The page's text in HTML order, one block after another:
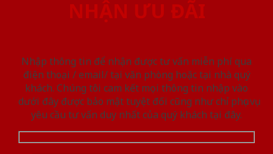
NHẬN ƯU ĐÃI
Nhập thông tin để nhận được tư vấn miễn phí qua
điện thoại / email/ tại văn phòng hoặc tại nhà quý
khách. Chúng tôi cam kết mọi thông tin nhập vào
dưới đây được bảo mật tuyệt đối cũng như chỉ phục vụ
yêu cầu tư vấn duy nhất của quý khách tại đây.